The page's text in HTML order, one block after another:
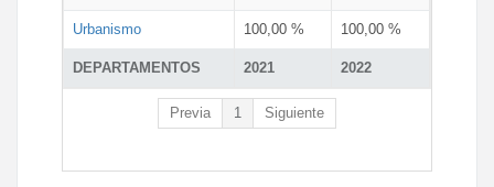
DEPARTAMENTOS 2021 2022
Urbanismo 100,00 % 100,00 %
Previa 1 Siguiente